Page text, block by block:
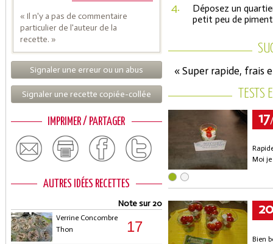
« Il n'y a pas de commentaire
particulier de l'auteur de la
recette. »
Signaler une erreur ou un abus
Signaler une recette copiée-collée
IMPRIMER / PARTAGER
AUTRES IDÉES RECETTES
Note sur 20
Verrine Concombre
Thon
17
4.
Déposez un
petit peu de
« Super rapide, frais
17
Moi
20
Bien